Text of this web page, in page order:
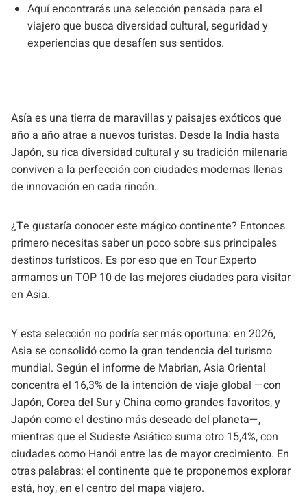
Aquí encontrarás una selección pensada para el
viajero que busca diversidad cultural, seguridad y
experiencias que desafíen sus sentidos.
Asía es una tierra de maravillas y paisajes exóticos que
año a año atrae a nuevos turistas. Desde la India hasta
Japón, su rica diversidad cultural y su tradición milenaria
conviven a la perfección con ciudades modernas llenas
de innovación en cada rincón.
¿Te gustaría conocer este mágico continente? Entonces
primero necesitas saber un poco sobre sus principales
destinos turísticos. Es por eso que en Tour Experto
armamos un TOP 10 de las mejores ciudades para visitar
en Asia.
Y esta selección no podría ser más oportuna: en 2026,
Asia se consolidó como la gran tendencia del turismo
mundial. Según el informe de Mabrian, Asia Oriental
concentra el 16,3% de la intención de viaje global —con
Japón, Corea del Sur y China como grandes favoritos, y
Japón como el destino más deseado del planeta—,
mientras que el Sudeste Asiático suma otro 15,4%, con
ciudades como Hanói entre las de mayor crecimiento. En
otras palabras: el continente que te proponemos explorar
está, hoy, en el centro del mapa viajero.